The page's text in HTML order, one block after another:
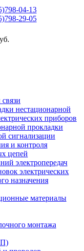
04-13
29-05
нестационарной
приборов
прокладки
сигнализации
и контроля
цепей
электропередач
электрических
назначения
материалы
монтажа